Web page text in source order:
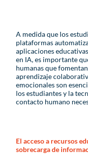
A medida que los
plataformas
aplicaciones
en IA, es importante
humanas que
aprendizaje
emocionales son
los estudiantes y la
contacto humano
El acceso a recursos
sobrecarga de